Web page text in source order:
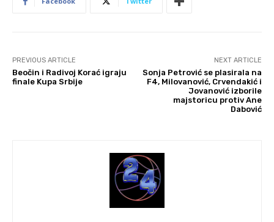
PREVIOUS ARTICLE
Beočin i Radivoj Korać igraju
finale Kupa Srbije
NEXT ARTICLE
Sonja Petrović se plasirala na
F4, Milovanović, Crvendakić i
Jovanović izborile
majstoricu protiv Ane
Dabović